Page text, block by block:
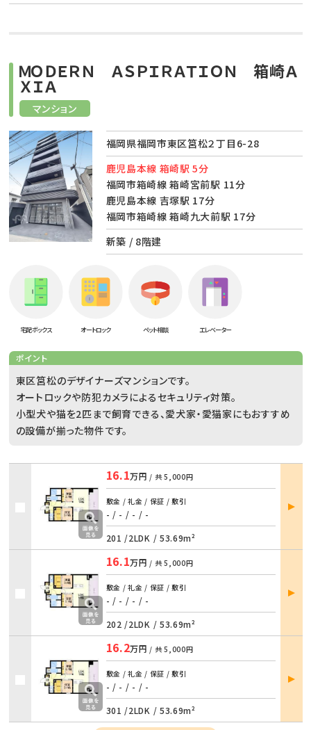
マンション
ＭＯＤＥＲＮ ＡＳＰＩＲＡＴＩＯＮ 箱崎Ａ
ＸＩＡ
福岡県福岡市東区筥松２丁目6-28
鹿児島本線 箱崎駅 5分
福岡市箱崎線 箱崎宮前駅 11分
鹿児島本線 吉塚駅 17分
福岡市箱崎線 箱崎九大前駅 17分
新築 / 8階建
宅配ボックス オートロック ペット相談 エレベーター
ポイント
東区筥松のデザイナーズマンションです。
オートロックや防犯カメラによるセキュリティ対策。
小型犬や猫を2匹まで飼育できる、愛犬家・愛猫家にもおすすめ
の設備が揃った物件です。
16.1万円 / 共5,000円
敷金 / 礼金 / 保証 / 敷引
- / - / - / -
201 /2LDK / 53.69m²
部屋
詳細
16.1万円 / 共5,000円
敷金 / 礼金 / 保証 / 敷引
- / - / - / -
202 /2LDK / 53.69m²
部屋
詳細
16.2万円 / 共5,000円
敷金 / 礼金 / 保証 / 敷引
- / - / - / -
301 /2LDK / 53.69m²
部屋
詳細